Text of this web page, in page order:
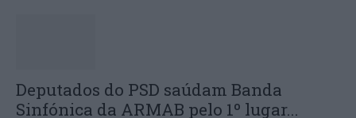
Deputados do PSD saúdam Banda
Sinfónica da ARMAB pelo 1º lugar...